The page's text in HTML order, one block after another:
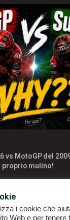
vs MotoGP del
proprio mulino!
i cookie che
Web e per tenere